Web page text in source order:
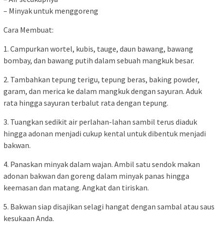
– Minyak untuk menggoreng
Cara Membuat:
1. Campurkan wortel, kubis, tauge, daun bawang, bawang
bombay, dan bawang putih dalam sebuah mangkuk besar.
2. Tambahkan tepung terigu, tepung beras, baking powder,
garam, dan merica ke dalam mangkuk dengan sayuran. Aduk
rata hingga sayuran terbalut rata dengan tepung.
3. Tuangkan sedikit air perlahan-lahan sambil terus diaduk
hingga adonan menjadi cukup kental untuk dibentuk menjadi
bakwan.
4. Panaskan minyak dalam wajan. Ambil satu sendok makan
adonan bakwan dan goreng dalam minyak panas hingga
keemasan dan matang. Angkat dan tiriskan.
5. Bakwan siap disajikan selagi hangat dengan sambal atau saus
kesukaan Anda.